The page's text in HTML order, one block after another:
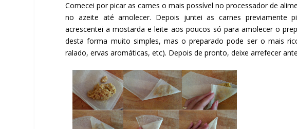
Comecei por picar as carnes o mais possível no processador de
no azeite até amolecer. Depois juntei as carnes previamente
acrescentei a mostarda e leite aos poucos só para amolecer o
desta forma muito simples, mas o preparado pode ser o mais
ralado, ervas aromáticas, etc). Depois de pronto, deixe arrefecer
Facebook